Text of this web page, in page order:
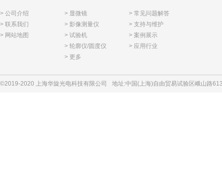
> 公司介绍
> 联系我们
> 网站地图
> 显微镜
> 影像测量仪
> 试验机
> 轮廓仪/圆度仪
> 更多
> 常见问题解答
> 支持与维护
> 案例展示
> 应用行业
©2019-2020 上海华旋光电科技有限公司 地址:中国(上海)自由贸易试验区峨山路